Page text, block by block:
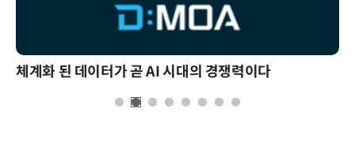
체계화 된 데이터가 곧 AI 시대의 경쟁력이다